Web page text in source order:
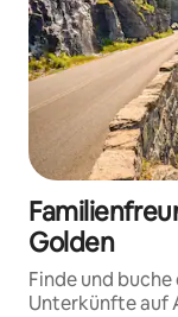
Golden
Finde und
Unterkünfte auf